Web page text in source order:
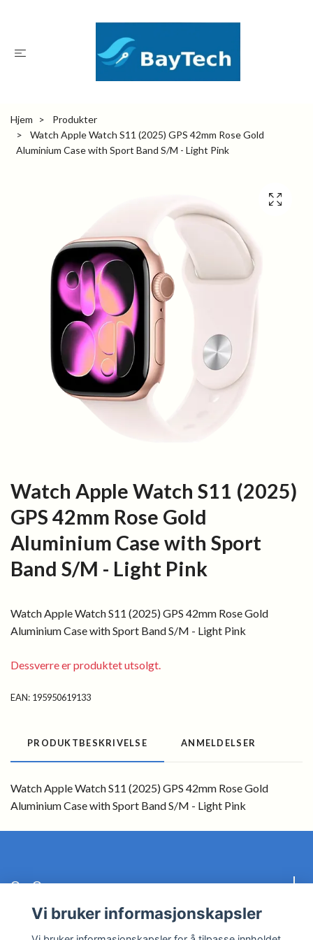
Hjem
Produkter
Watch Apple Watch S11 (2025) GPS 42mm Rose Gold
Aluminium Case with Sport Band S/M - Light Pink
Watch Apple Watch S11 (2025)
GPS 42mm Rose Gold
Aluminium Case with Sport
Band S/M - Light Pink
Watch Apple Watch S11 (2025) GPS 42mm Rose Gold
Aluminium Case with Sport Band S/M - Light Pink
Dessverre er produktet utsolgt.
EAN: 195950619133
PRODUKTBESKRIVELSE ANMELDELSER
Watch Apple Watch S11 (2025) GPS 42mm Rose Gold
Aluminium Case with Sport Band S/M - Light Pink
Om Oss
Vi bruker informasjonskapsler